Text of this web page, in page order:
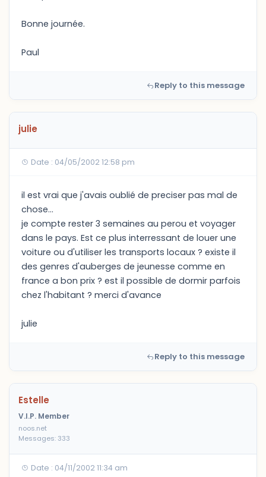
Bonne journée.
Paul
Reply to this message
julie
Date : 04/05/2002 12:58 pm
il est vrai que j'avais oublié de preciser pas mal de
chose...
je compte rester 3 semaines au perou et voyager
dans le pays. Est ce plus interressant de louer une
voiture ou d'utiliser les transports locaux ? existe il
des genres d'auberges de jeunesse comme en
france a bon prix ? est il possible de dormir parfois
chez l'habitant ? merci d'avance
julie
Reply to this message
Estelle
V.I.P. Member
noos.net
Messages: 333
Date : 04/11/2002 11:34 am